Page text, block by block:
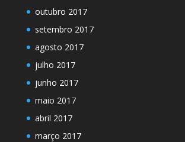
outubro 2017
setembro 2017
agosto 2017
julho 2017
junho 2017
maio 2017
abril 2017
março 2017